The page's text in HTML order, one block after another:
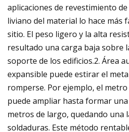
aplicaciones de revestimiento
liviano del material lo hace más
sitio. El peso ligero y la alta
resultado una carga baja sobre
soporte de los edificios.2. Área
expansible puede estirar el
romperse. Por ejemplo, el
puede ampliar hasta formar una
metros de largo, quedando una
soldaduras. Este método